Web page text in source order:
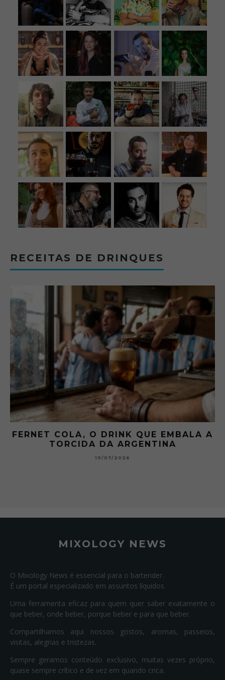
RECEITAS DE DRINQUES
FERNET COLA, O DRINK QUE EMBALA A
TORCIDA DA ARGENTINA
19/07/2026
MIXOLOGY NEWS
O Mixology News é essencial para o bartender.
É um portal especializado em assuntos líquidos.
Uma ferramenta eficaz para quem quer saber exatamente o
que beber, onde beber, porque beber e para que beber.
Compartilhamos aqui nossos gostos, aromas, passeios,
visitas, alegrias e tristezas.
Sempre geramos conteúdo exclusivo, muitas vezes próprio,
quase sempre crítico e de vez em quando crica.